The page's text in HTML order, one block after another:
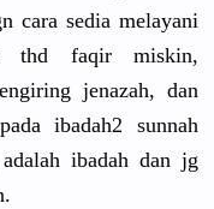
cara sedia melayani
thd faqir miskin,
jenazah, dan
ibadah2 sunnah
ibadah dan jg